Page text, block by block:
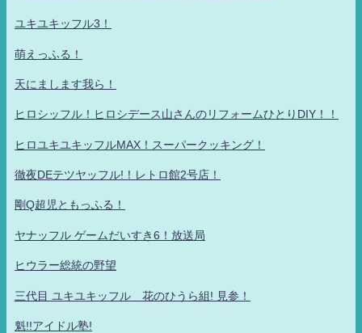
ユキユキッフル3！
萌えっふる！
天にまします我ら！
ヒロシッフル！ヒロシデース山さんのリフォームひとりDIY！！
ヒロユキユキッフルMAX！スーパークッキング！
徹夜DEテツヤッフル!！レトロ館2号店！
剛Q超児ともっふる！
ヤナッフル ゲームだいすき6！放送局
ヒウラー総統の野望
三代目 ユキユキッフル 花のひうら組! 見参！
魁!!アイドル塾!